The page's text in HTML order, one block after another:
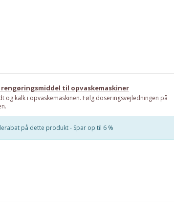
rengøringsmiddel til opvaskemaskiner
og kalk i opvaskemaskinen. Følg doseringsvejledningen på
på dette produkt - Spar op til 6 %